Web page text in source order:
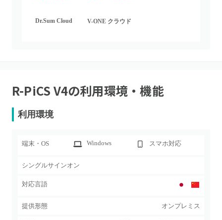
Dr.Sum Cloud V-ONE クラウド
R-PiCS V4の利用環境・機能
利用環境
端末・OS Windows スマホ対応
シングルサインオン
対応言語
提供形態 オンプレミス